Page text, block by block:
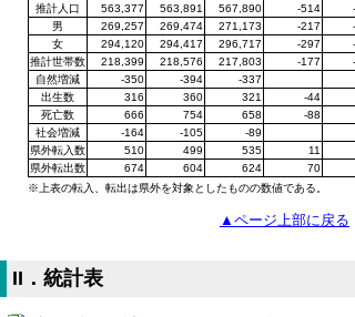
推計人口
563,377 563,891 567,890 -514
男
269,257 269,474 271,173 -217
女
294,120 294,417 296,717 -297
推計世帯数
218,399 218,576 217,803 -177
自然増減
-350 -394
-337
出生数
316 360 321
-44
死亡数
666 754 658
-88
社会増減
-164 -105
-89
県外転入数
510 499 535
11
県外転出数
674 604 624
70
※上表の転入、転出は県外を対象としたものの数値である。
▲ページ上部に戻る
II．統計表